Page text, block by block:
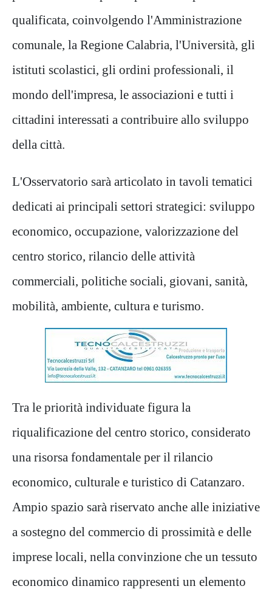
qualificata, coinvolgendo l'Amministrazione
comunale, la Regione Calabria, l'Università, gli
istituti scolastici, gli ordini professionali, il
mondo dell'impresa, le associazioni e tutti i
cittadini interessati a contribuire allo sviluppo
della città.
L'Osservatorio sarà articolato in tavoli tematici
dedicati ai principali settori strategici: sviluppo
economico, occupazione, valorizzazione del
centro storico, rilancio delle attività
commerciali, politiche sociali, giovani, sanità,
mobilità, ambiente, cultura e turismo.
Tra le priorità individuate figura la
riqualificazione del centro storico, considerato
una risorsa fondamentale per il rilancio
economico, culturale e turistico di Catanzaro.
Ampio spazio sarà riservato anche alle iniziative
a sostegno del commercio di prossimità e delle
imprese locali, nella convinzione che un tessuto
economico dinamico rappresenti un elemento